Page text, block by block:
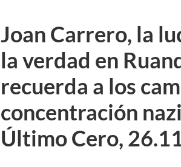
Joan Carrero, la
la verdad en
recuerda a los
concentración
Último Cero,